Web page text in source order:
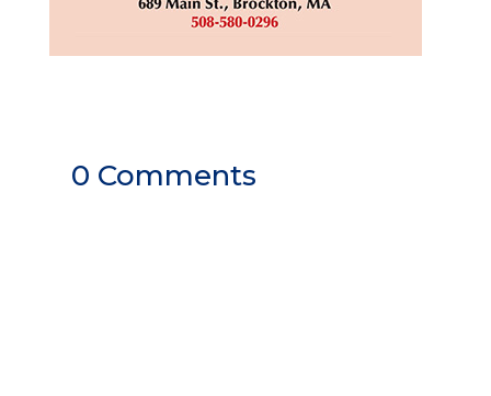
0 Comments